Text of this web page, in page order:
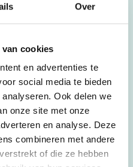
Over
cookies
en advertenties te
social media te bieden
Ook delen we
onze site met onze
en analyse. Deze
combineren met andere
of die ze hebben